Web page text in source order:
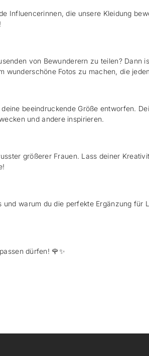
Influencerinnen, die unsere Kleidung
von Bewunderern zu teilen? Dann
Fotos zu machen, die
beeindruckende Größe entworfen.
und andere inspirieren.
größerer Frauen. Lass deiner
warum du die perfekte Ergänzung für
dürfen!🌹✨